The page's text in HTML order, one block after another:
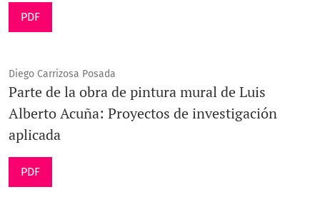
PDF
Diego Carrizosa Posada
Parte de la obra de pintura mural de Luis
Alberto Acuña: Proyectos de investigación
aplicada
PDF